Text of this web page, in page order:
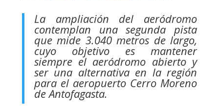
La ampliación del aeródromo
contemplan una segunda pista
que mide 3.040 metros de largo,
cuyo objetivo es mantener
siempre el aeródromo abierto y
ser una alternativa en la región
para el aeropuerto Cerro Moreno
de Antofagasta.